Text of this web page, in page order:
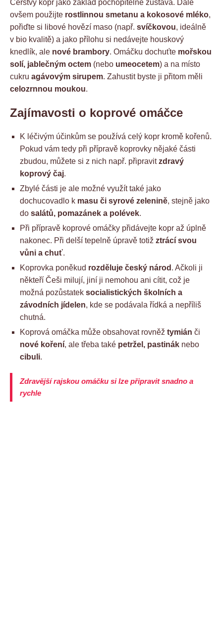
Čerstvý kopr jako základ pochopitelně zůstává. Dále
ovšem použijte rostlinnou smetanu a kokosové mléko,
pořiďte si libové hovězí maso (např. svíčkovou, ideálně
v bio kvalitě) a jako přílohu si nedávejte houskový
knedlík, ale nové brambory. Omáčku dochuťte mořskou
solí, jablečným octem (nebo umeocetem) a na místo
cukru agávovým sirupem. Zahustit byste ji přitom měli
celozrnnou moukou.
Zajímavosti o koprové omáčce
K léčivým účinkům se používá celý kopr kromě kořenů.
Pokud vám tedy při přípravě koprovky nějaké části
zbudou, můžete si z nich např. připravitzdravý
koprový čaj.
Zbylé části je ale možné využít také jako
dochucovadlo k masu či syrové zelenině, stejně jako
do salátů, pomazánek a polévek.
Při přípravě koprové omáčky přidávejte kopr až úplně
nakonec. Při delší tepelně úpravě totiž ztrácí svou
vůni a chuť.
Koprovka poněkud rozděluje český národ . Ačkoli ji
někteří Češi milují, jiní ji nemohou ani cítit, což je
možná pozůstatek socialistických školních a
závodních jídelen, kde se podávala řídká a nepříliš
chutná.
Koprová omáčka může obsahovat rovněž tymián či
nové koření, ale třeba také petržel, pastinák nebo
cibuli.
Zdravější rajskou omáčku si lze připravit snadno a
rychle